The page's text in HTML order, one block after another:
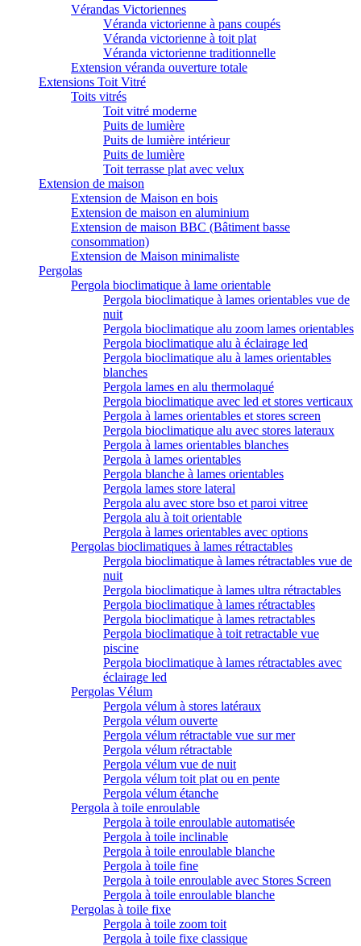
Vérandas Victoriennes
Véranda victorienne à pans coupés
Véranda victorienne à toit plat
Véranda victorienne traditionnelle
Extension véranda ouverture totale
Extensions Toit Vitré
Toits vitrés
Toit vitré moderne
Puits de lumière
Puits de lumière intérieur
Puits de lumière
Toit terrasse plat avec velux
Extension de maison
Extension de Maison en bois
Extension de maison en aluminium
Extension de maison BBC (Bâtiment basse
consommation)
Extension de Maison minimaliste
Pergolas
Pergola bioclimatique à lame orientable
Pergola bioclimatique à lames orientables vue de
nuit
Pergola bioclimatique alu zoom lames orientables
Pergola bioclimatique alu à éclairage led
Pergola bioclimatique alu à lames orientables
blanches
Pergola lames en alu thermolaqué
Pergola bioclimatique avec led et stores verticaux
Pergola à lames orientables et stores screen
Pergola bioclimatique alu avec stores lateraux
Pergola à lames orientables blanches
Pergola à lames orientables
Pergola blanche à lames orientables
Pergola lames store lateral
Pergola alu avec store bso et paroi vitree
Pergola alu à toit orientable
Pergola à lames orientables avec options
Pergolas bioclimatiques à lames rétractables
Pergola bioclimatique à lames rétractables vue de
nuit
Pergola bioclimatique à lames ultra rétractables
Pergola bioclimatique à lames rétractables
Pergola bioclimatique à lames retractables
Pergola bioclimatique à toit retractable vue
piscine
Pergola bioclimatique à lames rétractables avec
éclairage led
Pergolas Vélum
Pergola vélum à stores latéraux
Pergola vélum ouverte
Pergola vélum rétractable vue sur mer
Pergola vélum rétractable
Pergola vélum vue de nuit
Pergola vélum toit plat ou en pente
Pergola vélum étanche
Pergola à toile enroulable
Pergola à toile enroulable automatisée
Pergola à toile inclinable
Pergola à toile enroulable blanche
Pergola à toile fine
Pergola à toile enroulable avec Stores Screen
Pergola à toile enroulable blanche
Pergolas à toile fixe
Pergola à toile zoom toit
Pergola à toile fixe classique